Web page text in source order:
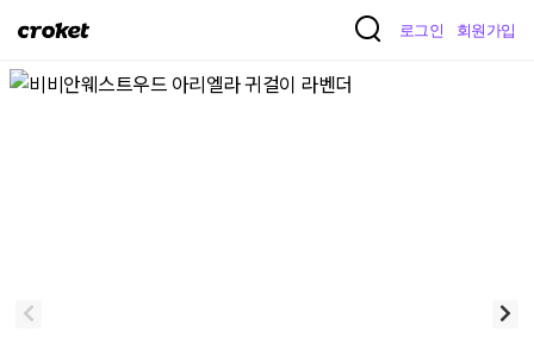
크
켓
로그인 회원가입